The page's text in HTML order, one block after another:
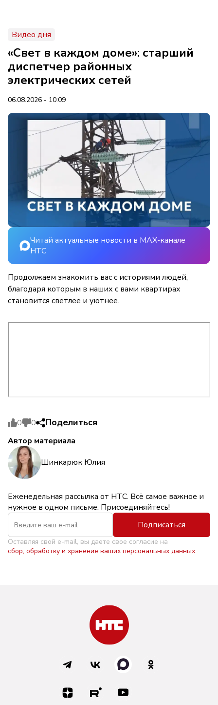
Видео дня
«Свет в каждом доме»: старший
диспетчер районных
электрических сетей
06.08.2026 - 10:09
Читай актуальные новости в MAX-канале
НТС
Продолжаем знакомить вас с историями людей,
благодаря которым в наших с вами квартирах
становится светлее и уютнее.
0 0 Поделиться
Автор материала
Шинкарюк Юлия
Еженедельная рассылка от НТС. Всё самое важное и
нужное в одном письме. Присоединяйтесь!
Подписаться
Оставляя свой e-mail, вы даете свое согласие на
сбор, обработку и хранение ваших персональных данных